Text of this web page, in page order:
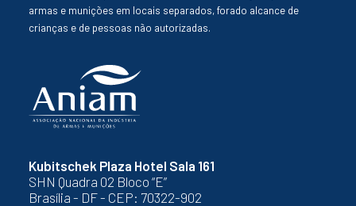
Kubitschek Plaza Hotel Sala 161
SHN Quadra 02 Bloco “E”
Brasília - DF - CEP: 70322-902
armas e munições em locais separados, forado alcance de
crianças e de pessoas não autorizadas.